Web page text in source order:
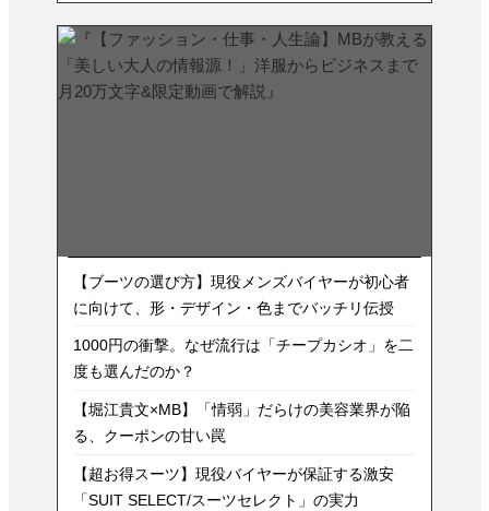
【ブーツの選び方】現役メンズバイヤーが初心者
に向けて、形・デザイン・色までバッチリ伝授
1000円の衝撃。なぜ流行は「チープカシオ」を二
度も選んだのか？
【堀江貴文×MB】「情弱」だらけの美容業界が陥
る、クーポンの甘い罠
【超お得スーツ】現役バイヤーが保証する激安
「SUIT SELECT/スーツセレクト」の実力